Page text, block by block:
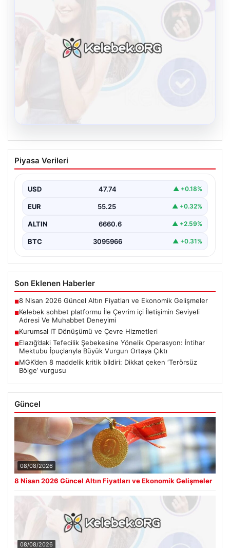
Kelebek sohbet platformu İle Çevrim içi
İletişimin Seviyeli Adresi Ve Muhabbet
İnternet ortamında insanların seviyeli bir şekilde irtibat
çeşitli…
Piyasa Verileri
USD 47.74 ▲ +0.18%
EUR 55.25 ▲ +0.32%
ALTIN 6660.6 ▲ +2.59%
BTC 3095966 ▲ +0.31%
Son Eklenen Haberler
■8 Nisan 2026 Güncel Altın Fiyatları ve Ekonomik Gelişmeler
■Kelebek sohbet platformu İle Çevrim içi İletişimin Seviyeli
Adresi Ve Muhabbet Deneyimi
■Kurumsal IT Dönüşümü ve Çevre Hizmetleri
■Elazığ’daki Tefecilik Şebekesine Yönelik Operasyon: İntihar
Mektubu İpuçlarıyla Büyük Vurgun Ortaya Çıktı
■MGK’den 8 maddelik kritik bildiri: Dikkat çeken ‘Terörsüz
Bölge’ vurgusu
Güncel
08/08/2026
8 Nisan 2026 Güncel Altın Fiyatları ve Ekonomik Gelişmeler
08/08/2026